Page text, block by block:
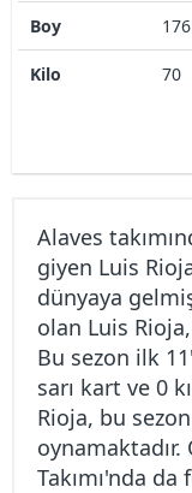
Boy
Kilo 70
Alaves
giyen Luis
dünyaya
olan Luis
Bu sezon ilk
sarı kart ve 0
Rioja, bu
Takımı'nda